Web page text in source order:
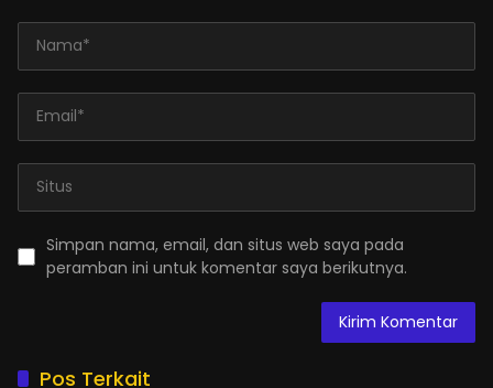
Simpan nama, email, dan situs web saya pada
peramban ini untuk komentar saya berikutnya.
Pos Terkait